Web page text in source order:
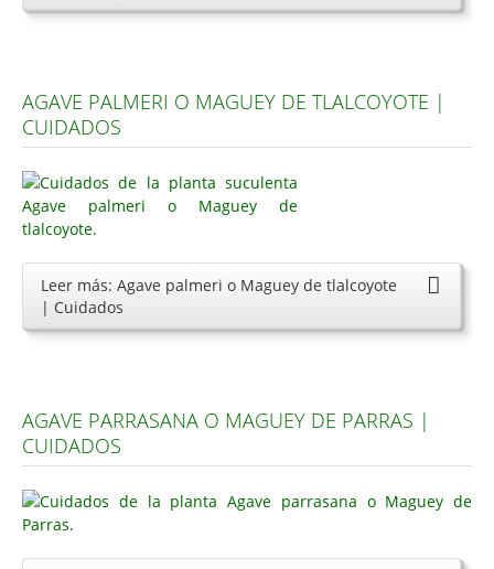
AGAVE PALMERI O MAGUEY DE TLALCOYOTE |
CUIDADOS
Leer más: Agave palmeri o Maguey de tlalcoyote
| Cuidados
AGAVE PARRASANA O MAGUEY DE PARRAS |
CUIDADOS